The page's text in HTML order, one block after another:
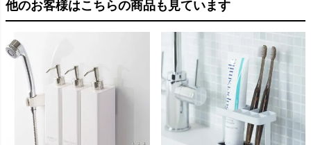
他のお客様はこちらの商品も見ています